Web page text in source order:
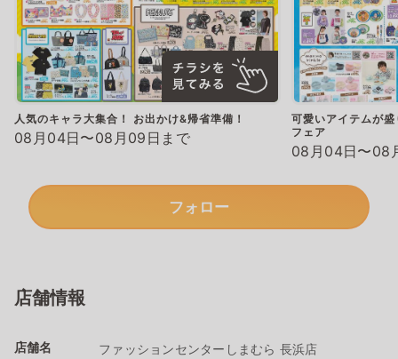
人気のキャラ大集合！ お出かけ&帰省準備！
08月04日〜08月09日まで
可愛いアイテムが
フェア
08月04日〜08
フォロー
店舗情報
店舗名 ファッションセンターしまむら 長浜店